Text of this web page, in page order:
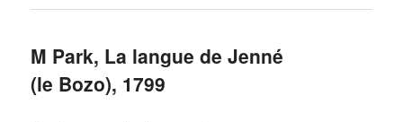
M Park, La langue de Jenné
(le Bozo), 1799